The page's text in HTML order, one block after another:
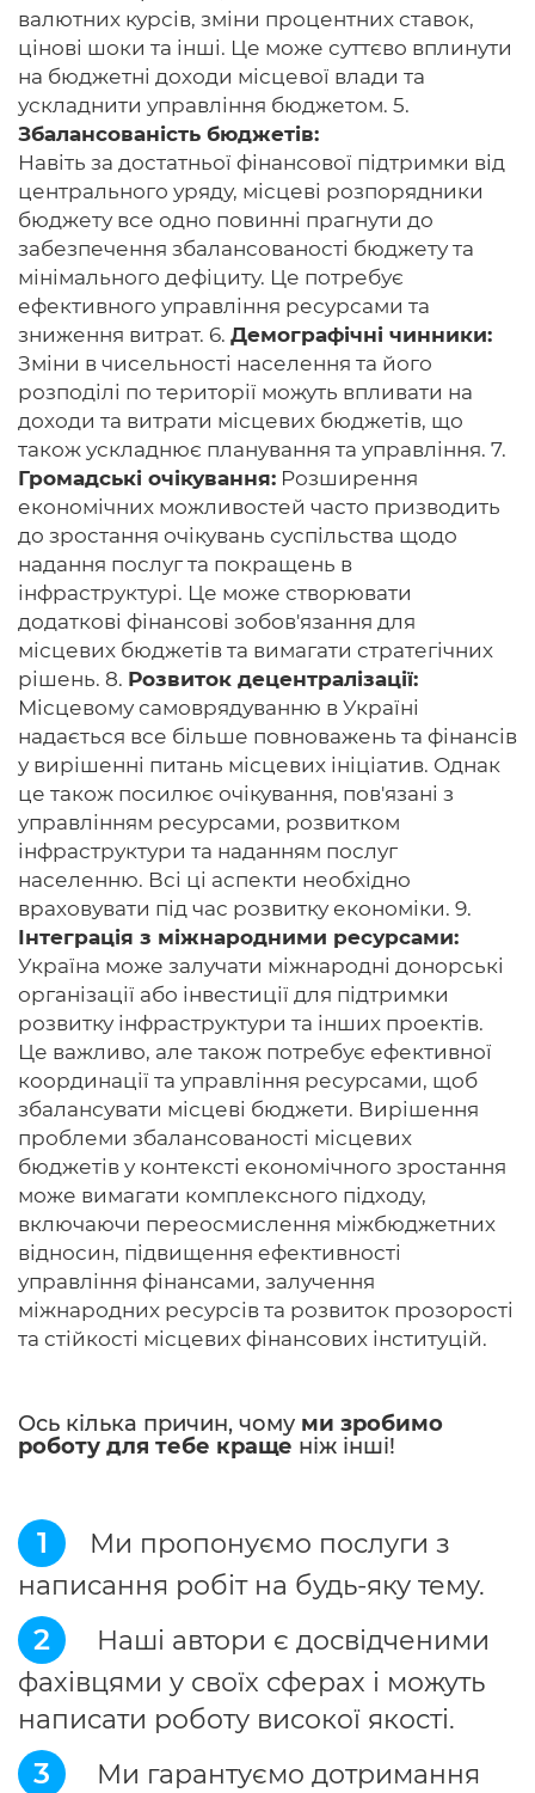
валютних курсів, зміни процентних ставок,
цінові шоки та інші. Це може суттєво вплинути
на бюджетні доходи місцевої влади та
ускладнити управління бюджетом. 5.
Збалансованість бюджетів:
Навіть за достатньої фінансової підтримки від
центрального уряду, місцеві розпорядники
бюджету все одно повинні прагнути до
забезпечення збалансованості бюджету та
мінімального дефіциту. Це потребує
ефективного управління ресурсами та
зниження витрат. 6. Демографічні чинники:
Зміни в чисельності населення та його
розподілі по території можуть впливати на
доходи та витрати місцевих бюджетів, що
також ускладнює планування та управління. 7.
Громадські очікування: Розширення
економічних можливостей часто призводить
до зростання очікувань суспільства щодо
надання послуг та покращень в
інфраструктурі. Це може створювати
додаткові фінансові зобов'язання для
місцевих бюджетів та вимагати стратегічних
рішень. 8. Розвиток децентралізації:
Місцевому самоврядуванню в Україні
надається все більше повноважень та фінансів
у вирішенні питань місцевих ініціатив. Однак
це також посилює очікування, пов'язані з
управлінням ресурсами, розвитком
інфраструктури та наданням послуг
населенню. Всі ці аспекти необхідно
враховувати під час розвитку економіки. 9.
Інтеграція з міжнародними ресурсами:
Україна може залучати міжнародні донорські
організації або інвестиції для підтримки
розвитку інфраструктури та інших проектів.
Це важливо, але також потребує ефективної
координації та управління ресурсами, щоб
збалансувати місцеві бюджети. Вирішення
проблеми збалансованості місцевих
бюджетів у контексті економічного зростання
може вимагати комплексного підходу,
включаючи переосмислення міжбюджетних
відносин, підвищення ефективності
управління фінансами, залучення
міжнародних ресурсів та розвиток прозорості
та стійкості місцевих фінансових інституцій.
Ось кілька причин, чому ми зробимо
роботу для тебе краще ніж інші!
1
Ми пропонуємо послуги з
написання робіт на будь-яку тему.
2
Наші автори є досвідченими
фахівцями у своїх сферах і можуть
написати роботу високої якості.
3 Ми гарантуємо дотримання